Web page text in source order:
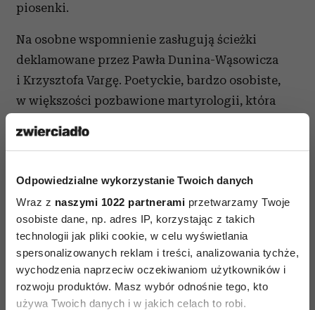
Odpowiedzialne wykorzystanie Twoich danych
Wraz z naszymi 1022 partnerami przetwarzamy Twoje
osobiste dane, np. adres IP, korzystając z takich
technologii jak pliki cookie, w celu wyświetlania
spersonalizowanych reklam i treści, analizowania tychże,
wychodzenia naprzeciw oczekiwaniom użytkowników i
rozwoju produktów. Masz wybór odnośnie tego, kto
używa Twoich danych i w jakich celach to robi.
piosenki.
Na osobne wspomnienie zasługują ścieżki
deklamowane przez Pawła Dunina-Wąsowicza
i Krzysztofa Vargę. Poetyckie, bardzo osobiste,
w większości pozbawione martyrologii, która
słowa o dzisiejszej Warszawie.
Lesław i Administratorr "Piosenki
o Warszawie", Jimmy Jazz